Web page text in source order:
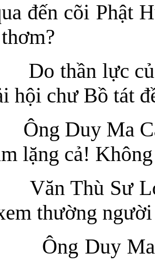
đến cõi Phật
Do thần lực
hội chư Bồ tát
Ông Duy Ma
lặng cả!
Văn Thù Sư
thường
Ông Duy